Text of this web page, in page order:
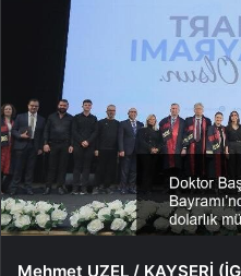
Mehmet UZEL / KAYSERİ